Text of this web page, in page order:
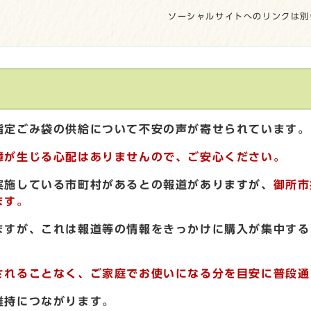
ソーシャルサイトへのリンクは
ごみ袋の供給について不安の声が寄せられています。
生じる心配はありませんので、ご安心ください。
している市町村があるとの報道がありますが、 御所
。
が、これは報道等の情報をきっかけに購入が集中す
ることなく、ご家庭でお使いになる分を目安に普段
につながります。